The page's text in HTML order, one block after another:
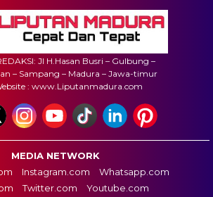
Jl H.Hasan Busri – Gulbung –
– Sampang – Madura – Jawa-timur
: www.Liputanmadura.com
MEDIA NETWORK
Instagram.com
Whatsapp.com
Twitter.com Youtube.com